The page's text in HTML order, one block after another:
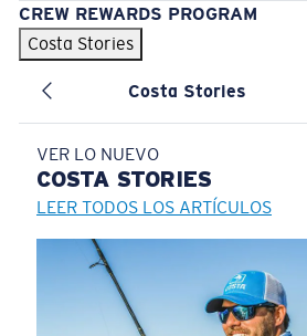
CREW REWARDS PROGRAM
Costa Stories
Costa Stories
VER LO NUEVO
COSTA STORIES
LEER TODOS LOS ARTÍCULOS